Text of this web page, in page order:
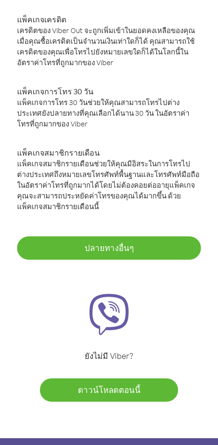
แพ็คเกจเครดิต
เครดิตของ Viber Out จะถูกเพิ่มเข้าในยอดคงเหลือของคุณ
เมื่อคุณซื้อเครดิตเป็นจำนวนเงินเท่าใดก็ได้ คุณสามารถใช้
เครดิตของคุณเพื่อโทรไปยังหมายเลขใดก็ได้ในโลกนี้ใน
อัตราค่าโทรที่ถูกมากของ Viber
แพ็คเกจการโทร 30 วัน
แพ็คเกจการโทร 30 วันช่วยให้คุณสามารถโทรไปต่าง
ประเทศยังปลายทางที่คุณเลือกได้นาน 30 วัน ในอัตราค่า
โทรที่ถูกมากของ Viber
แพ็คเกจสมาชิกรายเดือน
แพ็คเกจสมาชิกรายเดือนช่วยให้คุณมีอิสระในการโทรไป
ต่างประเทศถึงหมายเลขโทรศัพท์พื้นฐานและโทรศัพท์มือถือ
ในอัตราค่าโทรที่ถูกมากได้โดยไม่ต้องคอยต่ออายุแพ็คเกจ
คุณจะสามารถประหยัดค่าโทรของคุณได้มากขึ้น ด้วย
แพ็คเกจสมาชิกรายเดือนนี้
ปลายทางอื่นๆ
ยังไม่มี Viber?
ดาวน์โหลดตอนนี้